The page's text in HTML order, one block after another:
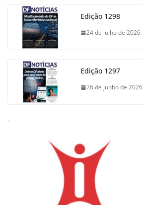
Edição 1298
24 de julho de 2026
Edição 1297
26 de junho de 2026